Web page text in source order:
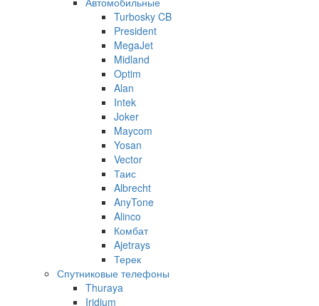
Turbosky CB
President
MegaJet
Midland
Optim
Alan
Intek
Joker
Maycom
Yosan
Vector
Таис
Albrecht
AnyTone
Alinco
Комбат
Ajetrays
Терек
Спутниковые телефоны
Thuraya
Iridium